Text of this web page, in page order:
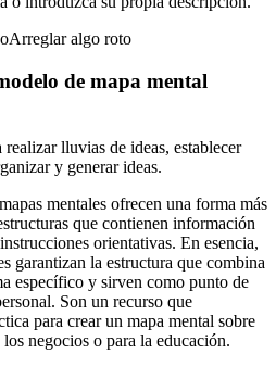
Arreglar algo roto
de mapa mental
lluvias de ideas, establecer
y generar ideas.
mentales ofrecen una forma más
que contienen información
orientativas. En esencia,
garantizan la estructura que combina
específico y sirven como punto de
Son un recurso que
para crear un mapa mental sobre
negocios o para la educación.